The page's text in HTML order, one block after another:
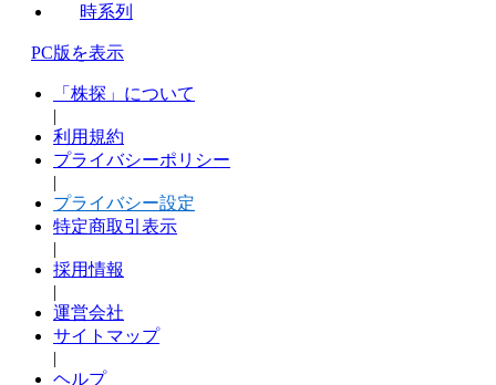
時系列
PC版を表示
「株探」について
|
利用規約
プライバシーポリシー
|
プライバシー設定
特定商取引表示
|
採用情報
|
運営会社
サイトマップ
|
ヘルプ